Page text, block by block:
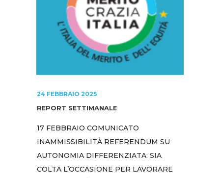
24 FEBBRAIO 2025
REPORT SETTIMANALE
17 FEBBRAIO COMUNICATO
INAMMISSIBILITÀ REFERENDUM SU
AUTONOMIA DIFFERENZIATA: SIA
COLTA L’OCCASIONE PER LAVORARE